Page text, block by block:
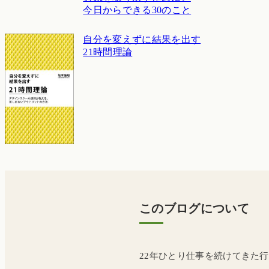
今日からできる30のこと
自分を変えずに結果を出す
21時間理論
このブログについて
22年ひとり仕事を続けてきた